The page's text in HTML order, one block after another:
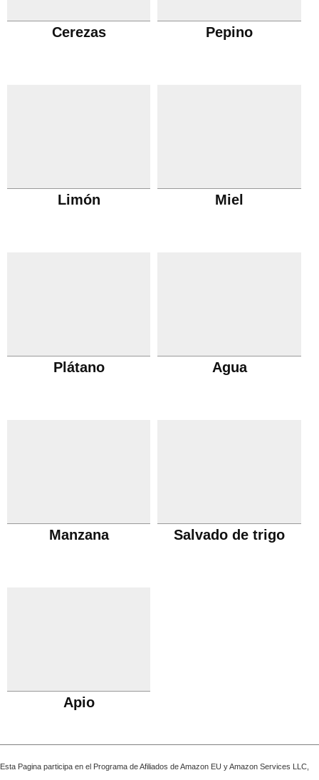
Cerezas Pepino
Limón Miel
Plátano Agua
Manzana Salvado de trigo
Apio
Esta Pagina participa en el Programa de Afiliados de Amazon EU y Amazon Services LLC,